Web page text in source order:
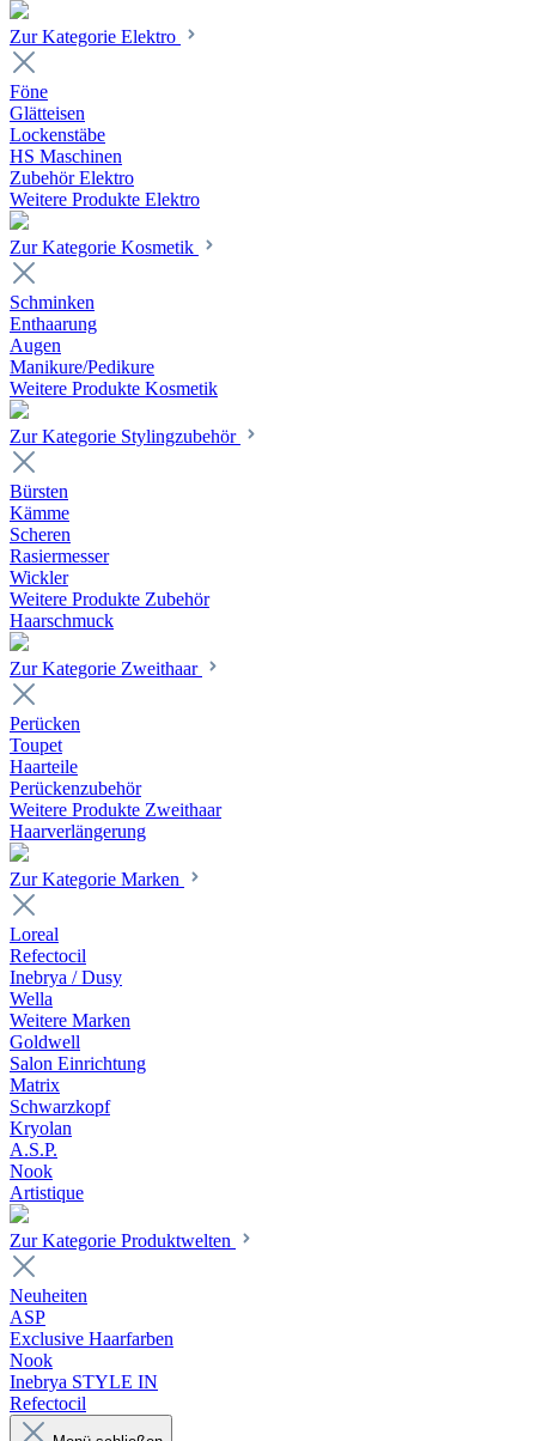
Zur Kategorie Elektro
Föne
Glätteisen
Lockenstäbe
HS Maschinen
Zubehör Elektro
Weitere Produkte Elektro
Zur Kategorie Kosmetik
Schminken
Enthaarung
Augen
Manikure/Pedikure
Weitere Produkte Kosmetik
Zur Kategorie Stylingzubehör
Bürsten
Kämme
Scheren
Rasiermesser
Wickler
Weitere Produkte Zubehör
Haarschmuck
Zur Kategorie Zweithaar
Perücken
Toupet
Haarteile
Perückenzubehör
Weitere Produkte Zweithaar
Haarverlängerung
Zur Kategorie Marken
Loreal
Refectocil
Inebrya / Dusy
Wella
Weitere Marken
Goldwell
Salon Einrichtung
Matrix
Schwarzkopf
Kryolan
A.S.P.
Nook
Artistique
Zur Kategorie Produktwelten
Neuheiten
ASP
Exclusive Haarfarben
Nook
Inebrya STYLE IN
Refectocil